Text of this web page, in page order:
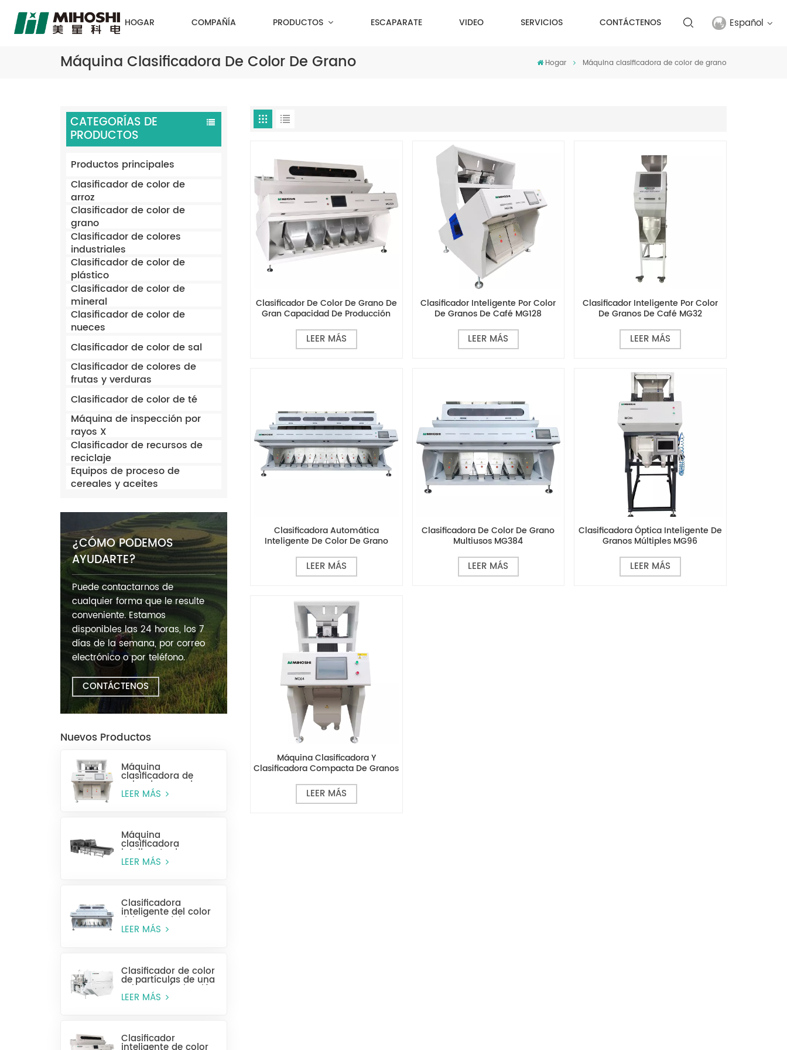
HOGAR COMPAÑÍA PRODUCTOS ESCAPARATE VIDEO SERVICIOS CONTÁCTENOS Español
Máquina Clasificadora De Color De Grano Hogar Máquina clasificadora de color de grano
CATEGORÍAS DE
PRODUCTOS
Productos principales
Clasificador de color de
arroz
Clasificador de color de
grano
Clasificador de colores
industriales
Clasificador de color de
plástico
Clasificador de color de
mineral
Clasificador de color de
nueces
Clasificador de color de sal
Clasificador de colores de
frutas y verduras
Clasificador de color de té
Máquina de inspección por
rayos X
Clasificador de recursos de
reciclaje
Equipos de proceso de
cereales y aceites
¿CÓMO PODEMOS
AYUDARTE?
Puede contactarnos de
cualquier forma que le resulte
conveniente. Estamos
disponibles las 24 horas, los 7
días de la semana, por correo
electrónico o por teléfono.
CONTÁCTENOS
Nuevos Productos
Máquina
clasificadora de
color de arroz de
alta eficiencia MR128
LEER MÁS
Máquina
clasificadora
inteligente de
plástico para
LEER MÁS
Clasificadora
inteligente del color
del grano del CCD
MG448
LEER MÁS
Clasificador de color
de partículas de una
sola capa (selección
húmeda)
LEER MÁS
Clasificador
Clasificador De Color De Grano De
Gran Capacidad De Producción
LEER MÁS
Clasificador Inteligente Por Color
De Granos De Café MG128
LEER MÁS
Clasificador Inteligente Por Color
De Granos De Café MG32
LEER MÁS
Clasificadora Automática
Inteligente De Color De Grano
LEER MÁS
Clasificadora De Color De Grano
Multiusos MG384
LEER MÁS
Clasificadora Óptica Inteligente De
Granos Múltiples MG96
LEER MÁS
Máquina Clasificadora Y
Clasificadora Compacta De Granos
LEER MÁS